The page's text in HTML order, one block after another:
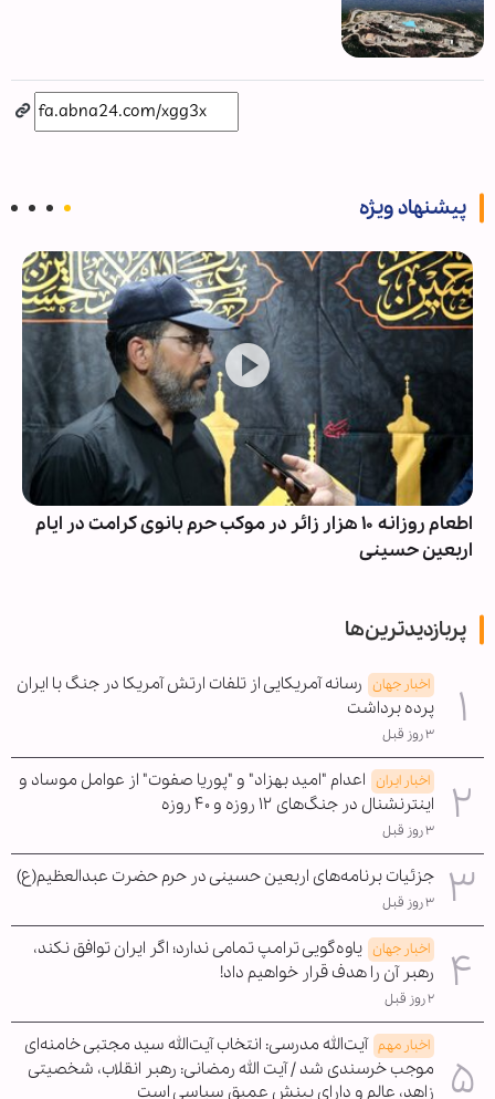
پیشنهاد ویژه
اطعام روزانه ۱۰ هزار زائر در موکب حرم بانوی کرامت در ایام
اربعین حسینی
پربازدیدترین‌ها
اخبار جهان رسانه آمریکایی از تلفات ارتش آمریکا در جنگ با ایران
پرده برداشت
۳ روز قبل
اخبار ایران اعدام "امید بهزاد" و "پوریا صفوت" از عوامل موساد و
اینترنشنال در جنگ‌های ۱۲ روزه و ۴۰ روزه
۳ روز قبل
جزئیات برنامه‌های اربعین حسینی در حرم حضرت عبدالعظیم(ع)
۳ روز قبل
اخبار جهان یاوه‌گویی ترامپ تمامی ندارد؛ اگر ایران توافق نکند،
رهبر آن را هدف قرار خواهیم داد!
۲ روز قبل
اخبار مهم آیت‌الله مدرسی: انتخاب آیت‌الله سید مجتبی خامنه‌ای
موجب خرسندی شد / آیت الله رمضانی: رهبر انقلاب، شخصیتی
زاهد، عالم و دارای بینش عمیق سیاسی است